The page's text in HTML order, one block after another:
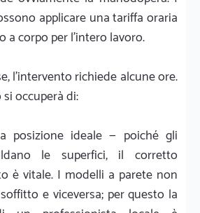
applicare una tariffa oraria
a corpo per l'intero lavoro.
l'intervento richiede alcune ore.
occuperà di:
posizione ideale — poiché gli
le superfici, il corretto
è vitale. I modelli a parete non
e viceversa; per questo la